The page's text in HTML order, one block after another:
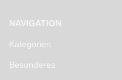
NAVIGATION
Kategorien
Besonderes